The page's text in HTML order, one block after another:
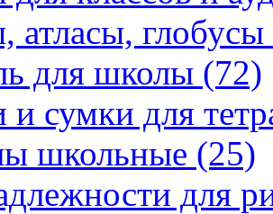
атласы, глобусы
для школы (72)
и сумки для
школьные (25)
для